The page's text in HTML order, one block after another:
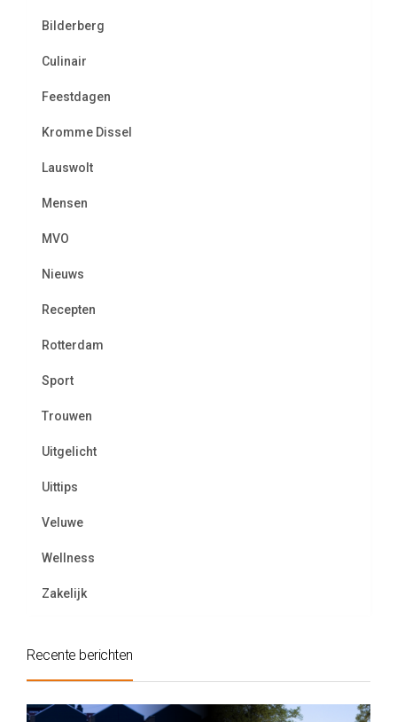
Bilderberg
Culinair
Feestdagen
Kromme Dissel
Lauswolt
Mensen
MVO
Nieuws
Recepten
Rotterdam
Sport
Trouwen
Uitgelicht
Uittips
Veluwe
Wellness
Zakelijk
Recente berichten